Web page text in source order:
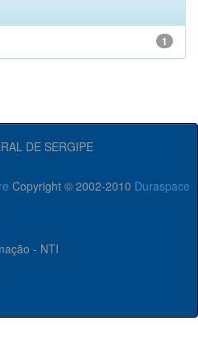
1
DE SERGIPE
Copyright © 2002-2010 Duraspace
- NTI